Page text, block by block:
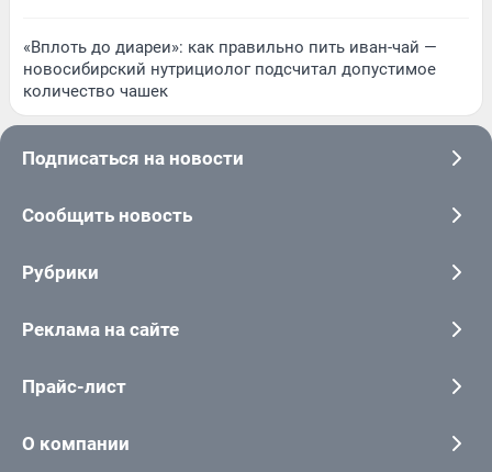
«Вплоть до диареи»: как правильно пить иван-чай —
новосибирский нутрициолог подсчитал допустимое
количество чашек
Подписаться на новости
Сообщить новость
Рубрики
Реклама на сайте
Прайс-лист
О компании